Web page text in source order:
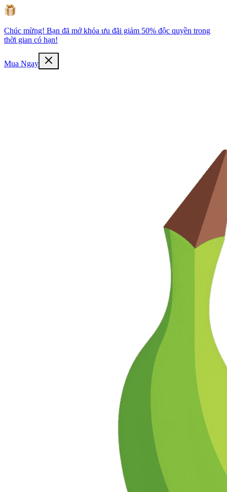
Chúc mừng! Bạn đã mở khóa ưu đãi giảm 50% độc quyền trong
thời gian có hạn!
Mua Ngay